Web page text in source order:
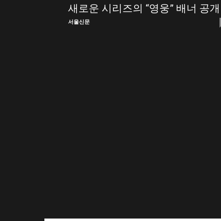
스
새로운 시리즈의 “영웅” 배너 공개
서울신문